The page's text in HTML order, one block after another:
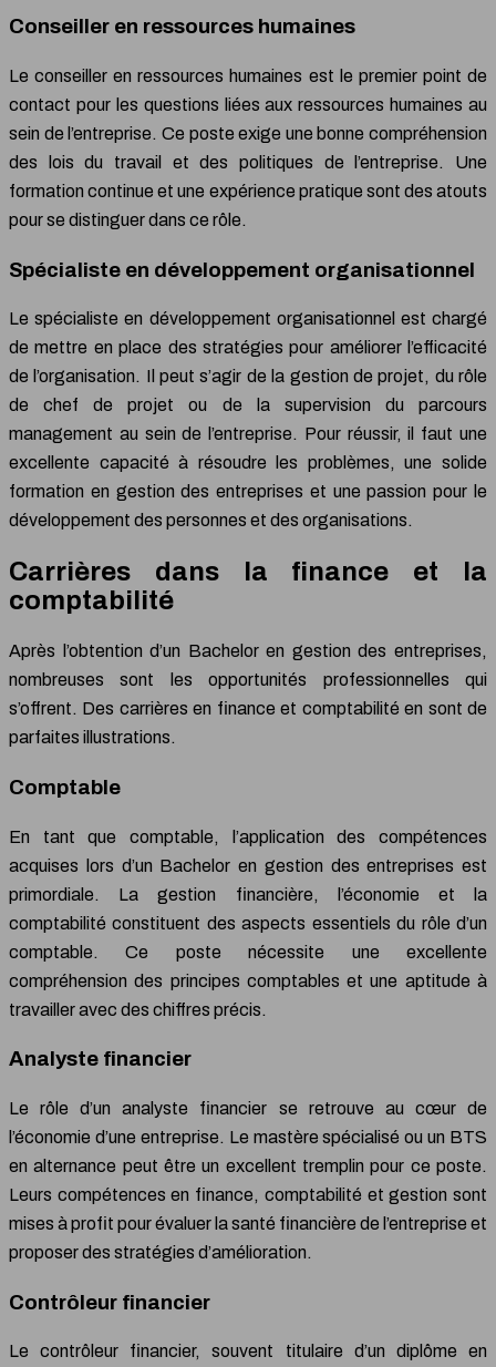
Conseiller en ressources humaines
Le conseiller en ressources humaines est le premier point de
contact pour les questions liées aux ressources humaines au
sein de l’entreprise. Ce poste exige une bonne compréhension
des lois du travail et des politiques de l’entreprise. Une
formation continue et une expérience pratique sont des atouts
pour se distinguer dans ce rôle.
Spécialiste en développement organisationnel
Le spécialiste en développement organisationnel est chargé
de mettre en place des stratégies pour améliorer l’efficacité
de l’organisation. Il peut s’agir de la gestion de projet, du rôle
de chef de projet ou de la supervision du parcours
management au sein de l’entreprise. Pour réussir, il faut une
excellente capacité à résoudre les problèmes, une solide
formation en gestion des entreprises et une passion pour le
développement des personnes et des organisations.
Carrières dans la finance et la
comptabilité
Après l’obtention d’un Bachelor en gestion des entreprises,
nombreuses sont les opportunités professionnelles qui
s’offrent. Des carrières en finance et comptabilité en sont de
parfaites illustrations.
Comptable
En tant que comptable, l’application des compétences
acquises lors d’un Bachelor en gestion des entreprises est
primordiale. La gestion financière, l’économie et la
comptabilité constituent des aspects essentiels du rôle d’un
comptable. Ce poste nécessite une excellente
compréhension des principes comptables et une aptitude à
travailler avec des chiffres précis.
Analyste financier
Le rôle d’un analyste financier se retrouve au cœur de
l’économie d’une entreprise. Le mastère spécialisé ou un BTS
en alternance peut être un excellent tremplin pour ce poste.
Leurs compétences en finance, comptabilité et gestion sont
mises à profit pour évaluer la santé financière de l’entreprise et
proposer des stratégies d’amélioration.
Contrôleur financier
Le contrôleur financier, souvent titulaire d’un diplôme en